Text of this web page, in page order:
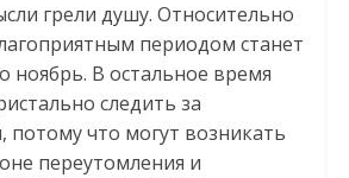
грели душу. Относительно
периодом станет
ноябрь. В остальное время
следить за
потому что могут возникать
переутомления и